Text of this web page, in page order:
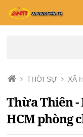
THỜI SỰ XÃ
Thừa Thiên -
HCM phòng